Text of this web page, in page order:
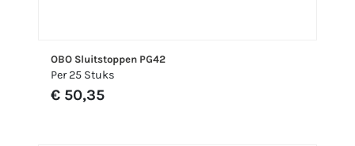
OBO Sluitstoppen PG42
Per 25 Stuks
€ 50,35